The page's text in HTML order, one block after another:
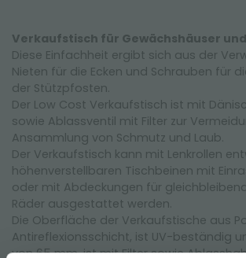
Verkaufstisch für Gewächshäuser
Diese Einfachheit ergibt sich aus der
Nieten für die Ecken und Schrauben für
der Stützpfosten.
Der Low Cost Verkaufstisch ist mit
sowie Ablassventil mit Filter zur
Ansammlung von Schmutz und Laub.
Der Verkaufstisch kann mit Lenkrollen
höhenverstellbaren Tischbeinen mit
oder mit Abdeckungen für
Räder ausgestattet werden.
Die Oberfläche der Verkaufstische aus
Antireflexionsschicht, ist UV-beständig
von 65 mm, ist mit Filter sowie